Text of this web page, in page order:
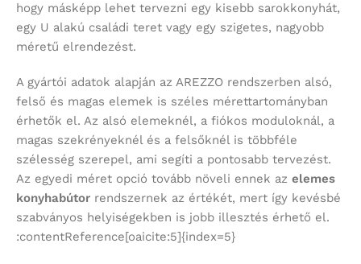
hogy másképp lehet tervezni egy kisebb sarokkonyhát,
egy U alakú családi teret vagy egy szigetes, nagyobb
méretű elrendezést.
A gyártói adatok alapján az AREZZO rendszerben alsó,
felső és magas elemek is széles mérettartományban
érhetők el. Az alsó elemeknél, a fiókos moduloknál, a
magas szekrényeknél és a felsőknél is többféle
szélesség szerepel, ami segíti a pontosabb tervezést.
Az egyedi méret opció tovább növeli ennek az elemes
konyhabútor rendszernek az értékét, mert így kevésbé
szabványos helyiségekben is jobb illesztés érhető el.
:contentReference[oaicite:5]{index=5}